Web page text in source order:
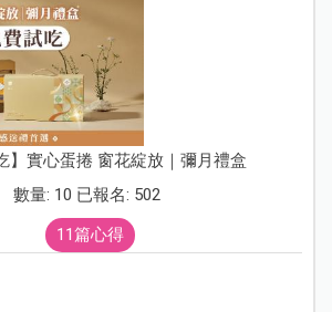
】實心蛋捲 窗花綻放｜彌月禮盒
數量: 10 已報名: 502
11篇心得